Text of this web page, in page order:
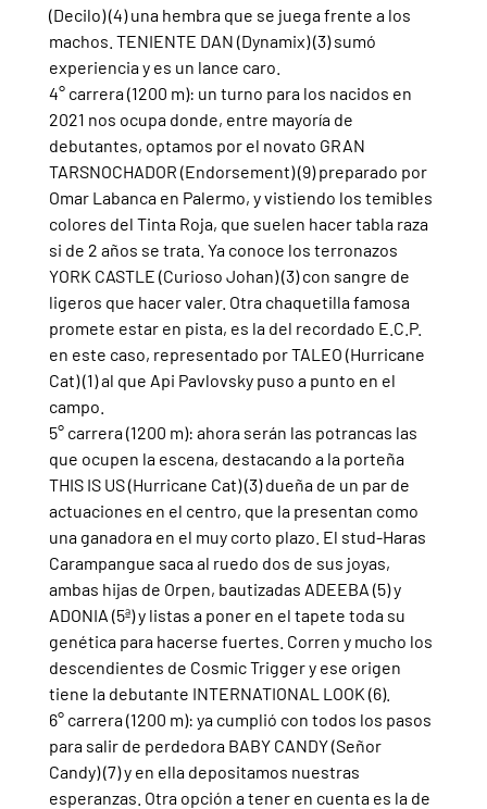
(Decilo) (4) una hembra que se juega frente a los
machos. TENIENTE DAN (Dynamix) (3) sumó
experiencia y es un lance caro.
4° carrera (1200 m): un turno para los nacidos en
2021 nos ocupa donde, entre mayoría de
debutantes, optamos por el novato GRAN
TARSNOCHADOR (Endorsement) (9) preparado por
Omar Labanca en Palermo, y vistiendo los temibles
colores del Tinta Roja, que suelen hacer tabla raza
si de 2 años se trata. Ya conoce los terronazos
YORK CASTLE (Curioso Johan) (3) con sangre de
ligeros que hacer valer. Otra chaquetilla famosa
promete estar en pista, es la del recordado E.C.P.
en este caso, representado por TALEO (Hurricane
Cat) (1) al que Api Pavlovsky puso a punto en el
campo.
5° carrera (1200 m): ahora serán las potrancas las
que ocupen la escena, destacando a la porteña
THIS IS US (Hurricane Cat) (3) dueña de un par de
actuaciones en el centro, que la presentan como
una ganadora en el muy corto plazo. El stud-Haras
Carampangue saca al ruedo dos de sus joyas,
ambas hijas de Orpen, bautizadas ADEEBA (5) y
ADONIA (5ª) y listas a poner en el tapete toda su
genética para hacerse fuertes. Corren y mucho los
descendientes de Cosmic Trigger y ese origen
tiene la debutante INTERNATIONAL LOOK (6).
6° carrera (1200 m): ya cumplió con todos los pasos
para salir de perdedora BABY CANDY (Señor
Candy) (7) y en ella depositamos nuestras
esperanzas. Otra opción a tener en cuenta es la de